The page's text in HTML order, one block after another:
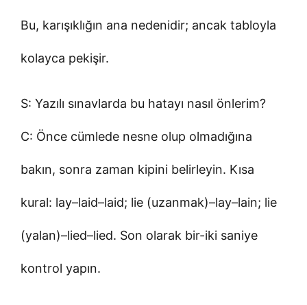
Bu, karışıklığın ana nedenidir; ancak tabloyla
kolayca pekişir.
S: Yazılı sınavlarda bu hatayı nasıl önlerim?
C: Önce cümlede nesne olup olmadığına
bakın, sonra zaman kipini belirleyin. Kısa
kural: lay–laid–laid; lie (uzanmak)–lay–lain; lie
(yalan)–lied–lied. Son olarak bir-iki saniye
kontrol yapın.